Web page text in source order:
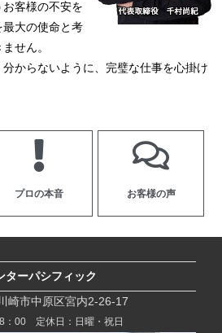
客様の不安を
大の使命と考
せん。
からないように、完璧な仕事を心掛け
プロの本音 お客様の声
ターパシフィック
崎市中原区宮内2-26-17
：00 定休日：日曜・祝日